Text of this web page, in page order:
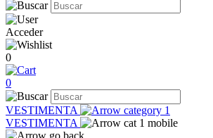
Acceder
0
0
VESTIMENTA
VESTIMENTA